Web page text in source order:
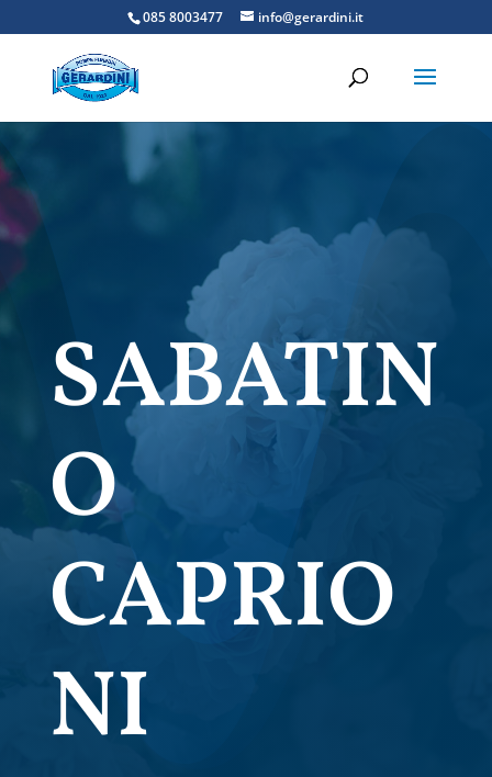
085 8003477 info@gerardini.it
SABATIN
O
CAPRIO
NI